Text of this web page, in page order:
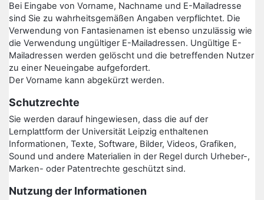
Bei Eingabe von Vorname, Nachname und E-Mailadresse
sind Sie zu wahrheitsgemäßen Angaben verpflichtet. Die
Verwendung von Fantasienamen ist ebenso unzulässig wie
die Verwendung ungültiger E-Mailadressen. Ungültige E-
Mailadressen werden gelöscht und die betreffenden Nutzer
zu einer Neueingabe aufgefordert.
Der Vorname kann abgekürzt werden.
Schutzrechte
Sie werden darauf hingewiesen, dass die auf der
Lernplattform der Universität Leipzig enthaltenen
Informationen, Texte, Software, Bilder, Videos, Grafiken,
Sound und andere Materialien in der Regel durch Urheber-,
Marken- oder Patentrechte geschützt sind.
Nutzung der Informationen